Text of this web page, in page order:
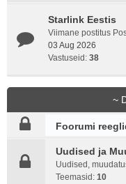
Starlink Eestis
Viimane postitus
03 Aug 2026
Vastuseid: 38
~
Foorumi
Uudised ja
Uudised,
Teemasid: 10